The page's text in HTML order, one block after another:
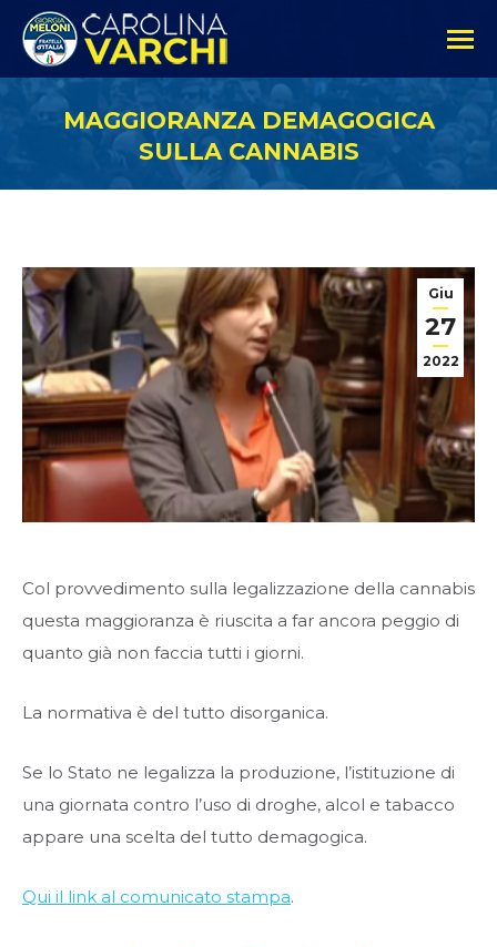
MAGGIORANZA DEMAGOGICA
SULLA CANNABIS
Giu
27
2022
Col provvedimento sulla legalizzazione della cannabis
questa maggioranza è riuscita a far ancora peggio di
quanto già non faccia tutti i giorni.
La normativa è del tutto disorganica.
Se lo Stato ne legalizza la produzione, l’istituzione di
una giornata contro l’uso di droghe, alcol e tabacco
appare una scelta del tutto demagogica.
Qui il link al comunicato stampa.